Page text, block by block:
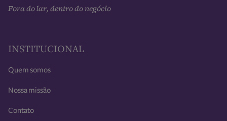
Fora do lar, dentro do negócio
INSTITUCIONAL
Quem somos
Nossa missão
Contato